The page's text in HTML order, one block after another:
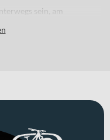
sein, am
Conway Cairon SUV
Pendelnde